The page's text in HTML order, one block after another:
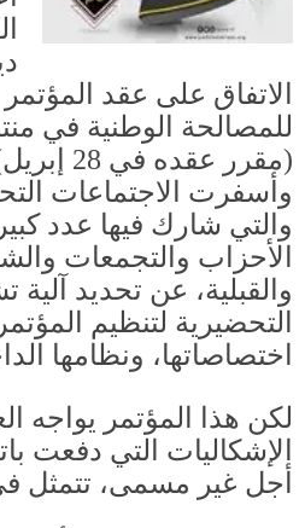
الاتفاق على عقد
للمصالحة الوطنية في
(مقرر عقده في 28 إبريل
وأسفرت الاجتماعات
والتي شارك فيها عدد
الأحزاب والتجمعات
والقبلية، عن تحديد آلية
التحضيرية لتنظيم
اختصاصاتها، ونظامها
لكن هذا المؤتمر يواجه
الإشكاليات التي دفعت
أجل غير مسمى، تتمثل